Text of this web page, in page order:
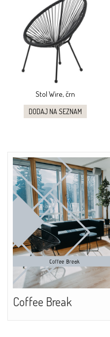
Stol Wire, črn
DODAJ NA SEZNAM
Coffee Break